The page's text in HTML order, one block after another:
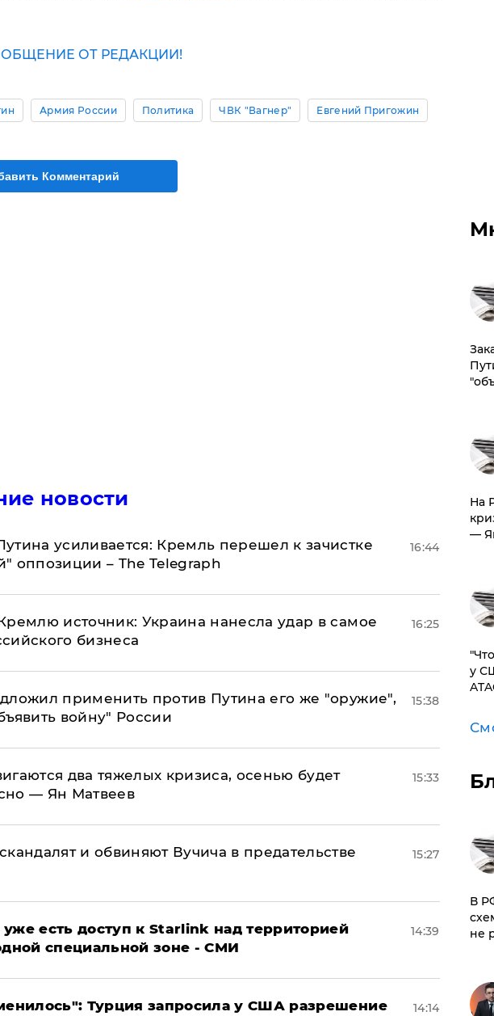
ОТ РЕДАКЦИИ!
Армия России Политика ЧВК "Вагнер" Евгений Пригожин
Комментарий
новости
усиливается: Кремль перешел к зачистке
оппозиции – The Telegraph
16:44
источник: Украина нанесла удар в самое
бизнеса
16:25
применить против Путина его же "оружие",
войну" России
15:38
два тяжелых кризиса, осенью будет
— Ян Матвеев
15:33
и обвиняют Вучича в предательстве
15:27
есть доступ к Starlink над территорией
специальной зоне - СМИ
14:39
Турция запросила у США разрешение
14:14
На
—
у
​В
не